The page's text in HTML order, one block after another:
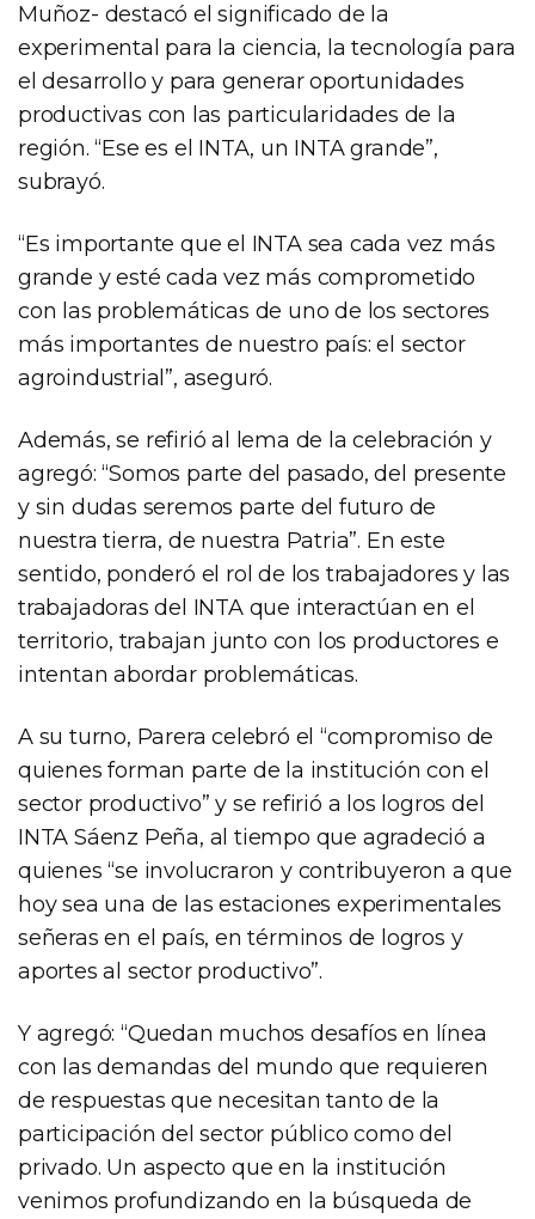
Muñoz- destacó el significado de la
experimental para la ciencia, la tecnología para
el desarrollo y para generar oportunidades
productivas con las particularidades de la
región. “Ese es el INTA, un INTA grande”,
subrayó.
“Es importante que el INTA sea cada vez más
grande y esté cada vez más comprometido
con las problemáticas de uno de los sectores
más importantes de nuestro país: el sector
agroindustrial”, aseguró.
Además, se refirió al lema de la celebración y
agregó: “Somos parte del pasado, del presente
y sin dudas seremos parte del futuro de
nuestra tierra, de nuestra Patria”. En este
sentido, ponderó el rol de los trabajadores y las
trabajadoras del INTA que interactúan en el
territorio, trabajan junto con los productores e
intentan abordar problemáticas.
A su turno, Parera celebró el “compromiso de
quienes forman parte de la institución con el
sector productivo” y se refirió a los logros del
INTA Sáenz Peña, al tiempo que agradeció a
quienes “se involucraron y contribuyeron a que
hoy sea una de las estaciones experimentales
señeras en el país, en términos de logros y
aportes al sector productivo”.
Y agregó: “Quedan muchos desafíos en línea
con las demandas del mundo que requieren
de respuestas que necesitan tanto de la
participación del sector público como del
privado. Un aspecto que en la institución
venimos profundizando en la búsqueda de